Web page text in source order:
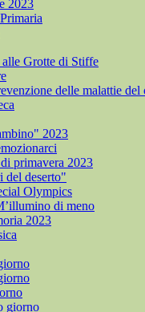
2023
Grotte di Stiffe
delle malattie del
2023
primavera 2023
deserto"
Olympics
di meno
2023
giorno